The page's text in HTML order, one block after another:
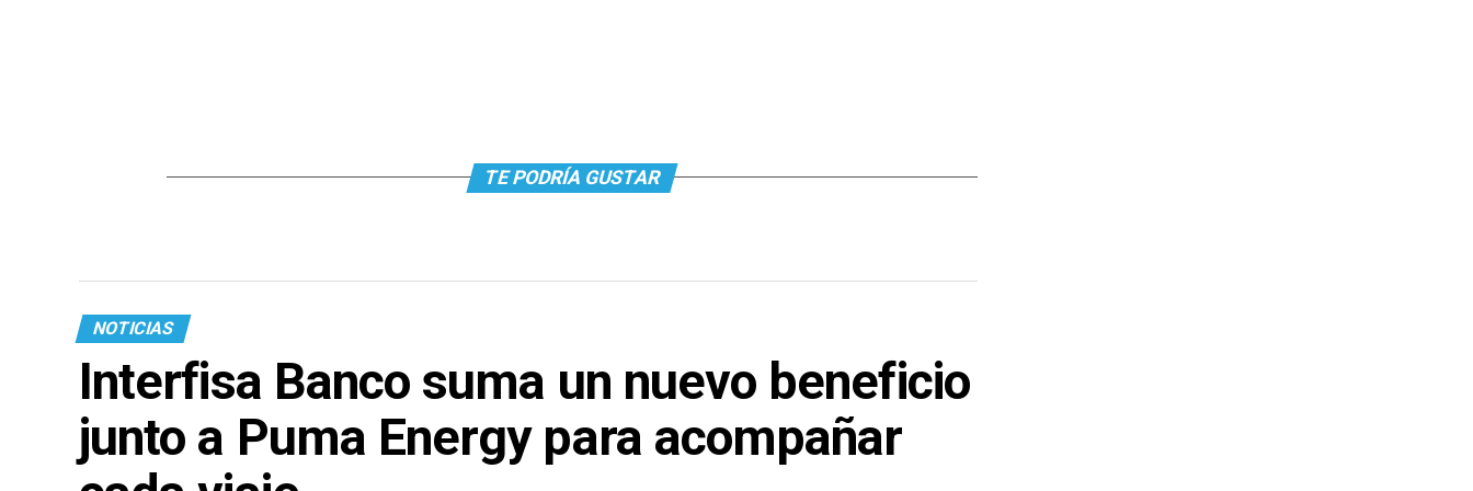
TE PODRÍA GUSTAR
NOTICIAS
Interfisa Banco suma un nuevo beneficio
junto a Puma Energy para acompañar